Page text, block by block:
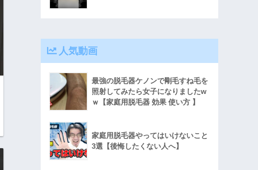
人気動画
最強の脱毛器ケノンで剛毛すね毛を
照射してみたら女子になりましたw
ｗ【家庭用脱毛器 効果 使い方 】
家庭用脱毛器やってはいけないこと
3選【後悔したくない人へ】